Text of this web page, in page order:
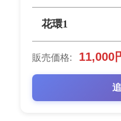
花環1
販売価格: 11,000